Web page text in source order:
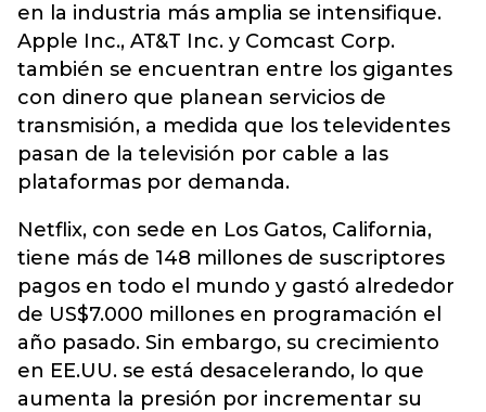
en la industria más amplia se intensifique.
Apple Inc., AT&T Inc. y Comcast Corp.
también se encuentran entre los gigantes
con dinero que planean servicios de
transmisión, a medida que los televidentes
pasan de la televisión por cable a las
plataformas por demanda.
Netflix, con sede en Los Gatos, California,
tiene más de 148 millones de suscriptores
pagos en todo el mundo y gastó alrededor
de US$7.000 millones en programación el
año pasado. Sin embargo, su crecimiento
en EE.UU. se está desacelerando, lo que
aumenta la presión por incrementar su